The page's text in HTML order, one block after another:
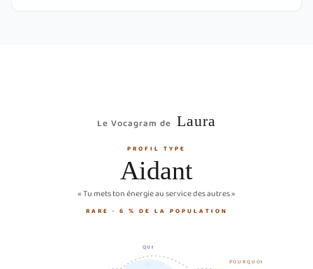
Le Vocagram de Laura
PROFIL TYPE
Aidant
« Tu mets ton énergie au service des autres »
RARE · 6 % DE LA POPULATION
POURQUOI
QUI